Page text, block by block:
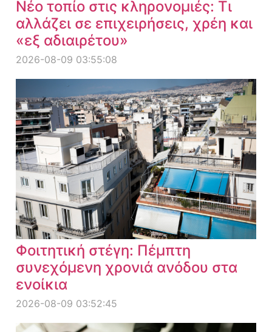
Νέο τοπίο στις κληρονομιές: Τι
αλλάζει σε επιχειρήσεις, χρέη και
«εξ αδιαιρέτου»
2026-08-09 03:55:08
Φοιτητική στέγη: Πέμπτη
συνεχόμενη χρονιά ανόδου στα
ενοίκια
2026-08-09 03:52:45